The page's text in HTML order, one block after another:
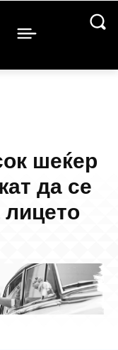
шеќер
да се